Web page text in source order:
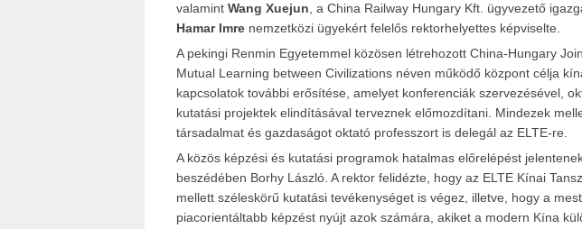
valamint Wang Xuejun , a China Railway Hungary Kft. ügyvezető
Hamar Imre nemzetközi ügyekért felelős rektorhelyettes képviselte.
A pekingi Renmin Egyetemmel közösen létrehozott China-Hungary
Mutual Learning between Civilizations néven működő központ célja
kapcsolatok további erősítése, amelyet konferenciák szervezésével,
kutatási projektek elindításával terveznek előmozdítani. Mindezek
társadalmat és gazdaságot oktató professzort is delegál az ELTE-re.
A közös képzési és kutatási programok hatalmas előrelépést
beszédében Borhy László. A rektor felidézte, hogy az ELTE Kínai
mellett széleskörű kutatási tevékenységet is végez, illetve, hogy a
piacorientáltabb képzést nyújt azok számára, akiket a modern Kína